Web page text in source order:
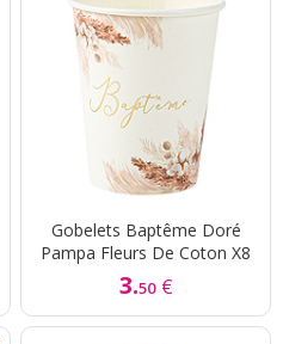
Gobelets Baptême Doré
Pampa Fleurs De Coton X8
3.50 €